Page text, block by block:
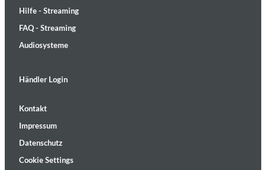
Hilfe - Streaming
FAQ - Streaming
Audiosysteme
Händler Login
Kontakt
Impressum
Datenschutz
Cookie Settings